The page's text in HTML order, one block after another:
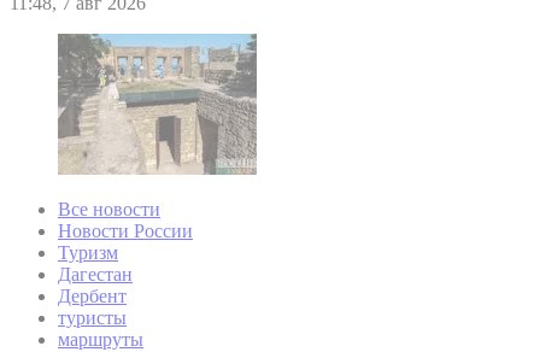
Все новости
Новости России
Туризм
Дагестан
Дербент
туристы
маршруты